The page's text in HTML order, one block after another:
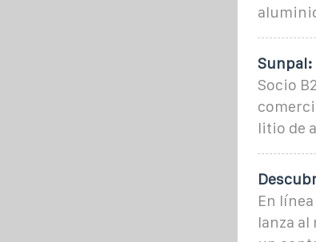
Sunpal:
Socio
litio de
En
lanza